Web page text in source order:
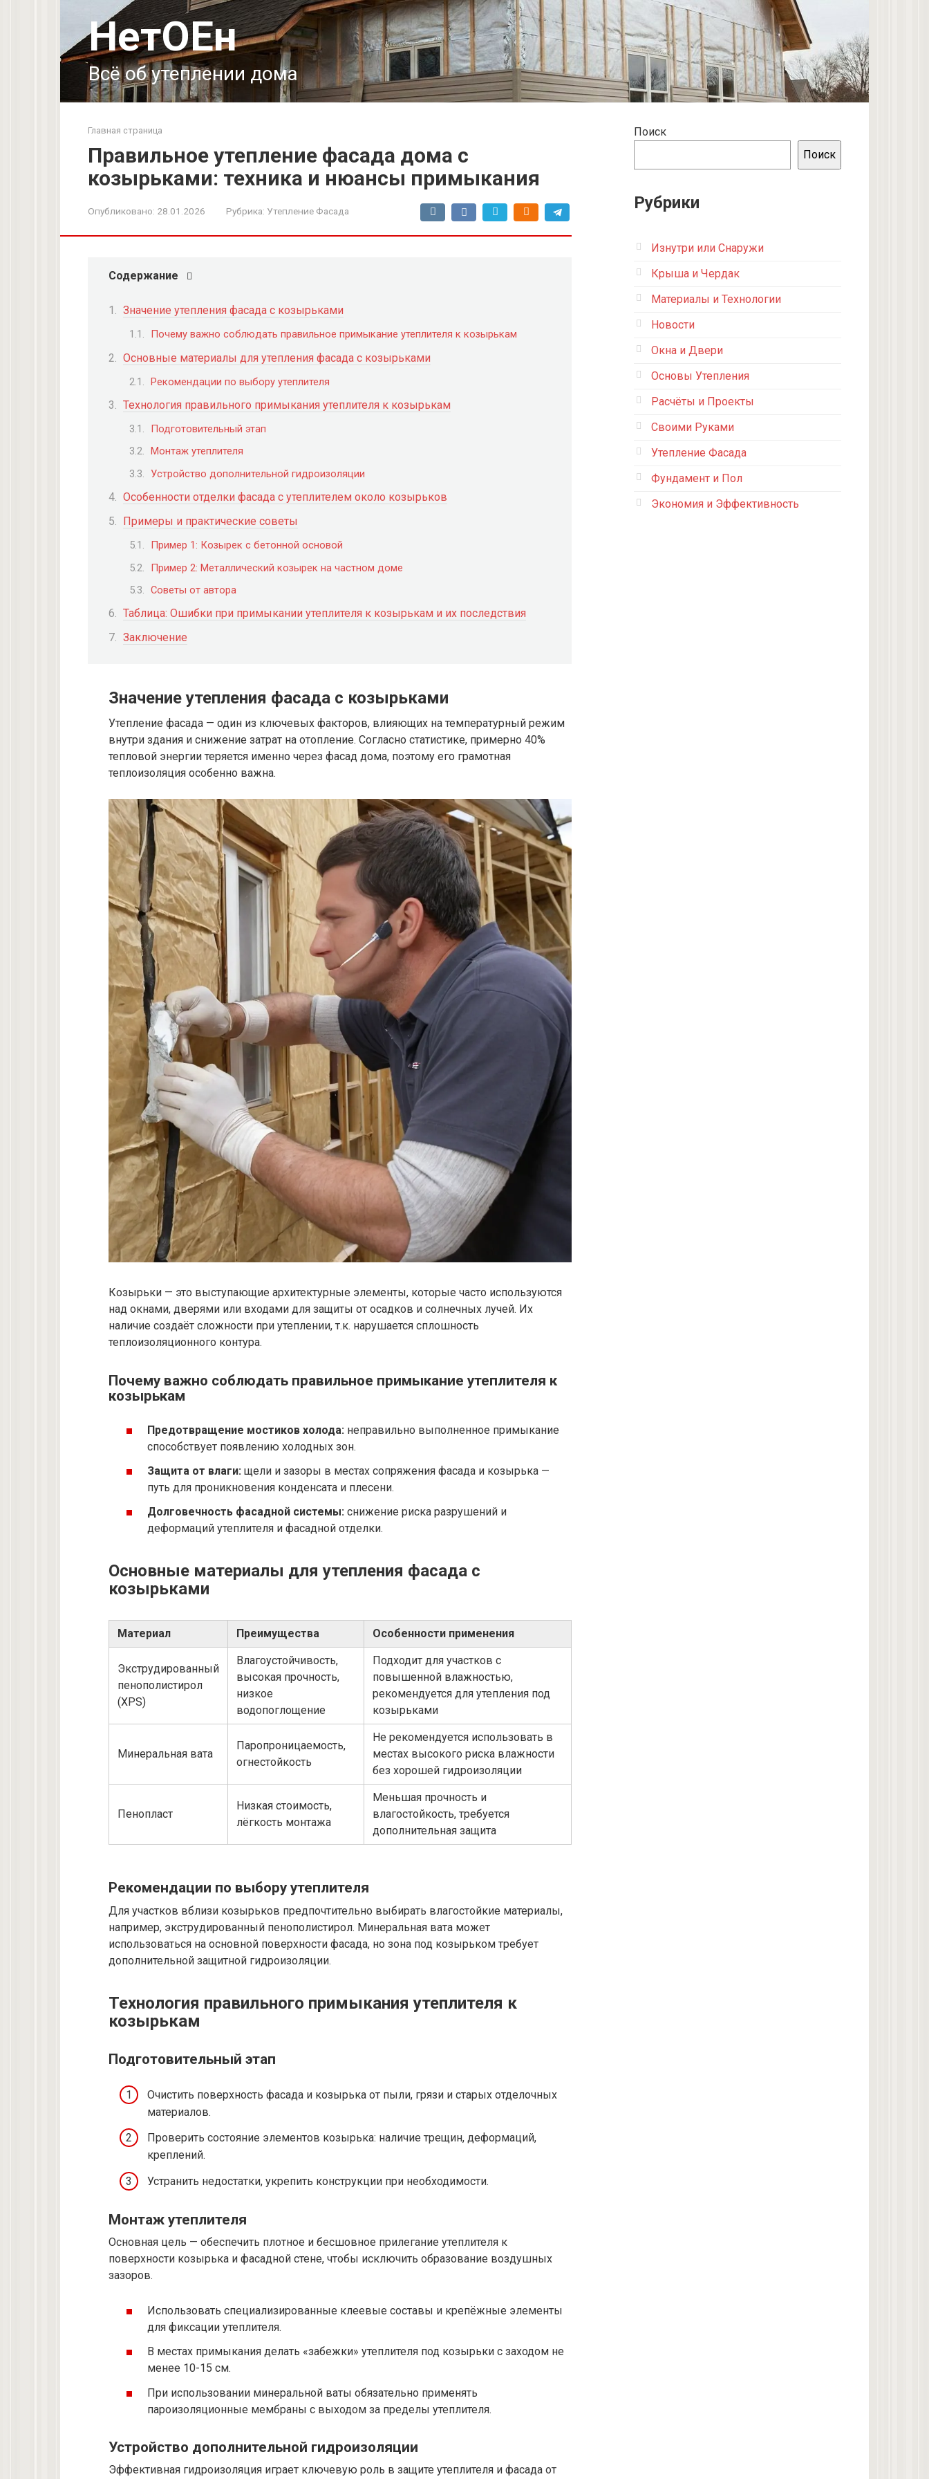
НетОЕн
Всё об утеплении дома
Главная страница
Правильное утепление фасада дома с
козырьками: техника и нюансы примыкания
Опубликовано: 28.01.2026 Рубрика: Утепление Фасада
Содержание
Значение утепления фасада с козырьками
Почему важно соблюдать правильное примыкание утеплителя к козырькам
Основные материалы для утепления фасада с козырьками
Рекомендации по выбору утеплителя
Технология правильного примыкания утеплителя к козырькам
Подготовительный этап
Монтаж утеплителя
Устройство дополнительной гидроизоляции
Особенности отделки фасада с утеплителем около козырьков
Примеры и практические советы
Пример 1: Козырек с бетонной основой
Пример 2: Металлический козырек на частном доме
Советы от автора
Таблица: Ошибки при примыкании утеплителя к козырькам и их последствия
Заключение
Значение утепления фасада с козырьками
Утепление фасада — один из ключевых факторов, влияющих на температурный режим
внутри здания и снижение затрат на отопление. Согласно статистике, примерно 40%
тепловой энергии теряется именно через фасад дома, поэтому его грамотная
теплоизоляция особенно важна.
Козырьки — это выступающие архитектурные элементы, которые часто используются
над окнами, дверями или входами для защиты от осадков и солнечных лучей. Их
наличие создаёт сложности при утеплении, т.к. нарушается сплошность
теплоизоляционного контура.
Почему важно соблюдать правильное примыкание утеплителя к
козырькам
Предотвращение мостиков холода: неправильно выполненное примыкание
способствует появлению холодных зон.
Защита от влаги: щели и зазоры в местах сопряжения фасада и козырька —
путь для проникновения конденсата и плесени.
Долговечность фасадной системы: снижение риска разрушений и
деформаций утеплителя и фасадной отделки.
Основные материалы для утепления фасада с
козырьками
Материал Преимущества Особенности применения
Экструдированный
пенополистирол
(XPS)
Влагоустойчивость,
высокая прочность,
низкое
водопоглощение
Подходит для участков с
повышенной влажностью,
рекомендуется для утепления под
козырьками
Минеральная вата
Паропроницаемость,
огнестойкость
Не рекомендуется использовать в
местах высокого риска влажности
без хорошей гидроизоляции
Пенопласт
Низкая стоимость,
лёгкость монтажа
Меньшая прочность и
влагостойкость, требуется
дополнительная защита
Рекомендации по выбору утеплителя
Для участков вблизи козырьков предпочтительно выбирать влагостойкие материалы,
например, экструдированный пенополистирол. Минеральная вата может
использоваться на основной поверхности фасада, но зона под козырьком требует
дополнительной защитной гидроизоляции.
Технология правильного примыкания утеплителя к
козырькам
Подготовительный этап
Очистить поверхность фасада и козырька от пыли, грязи и старых отделочных
материалов.
Проверить состояние элементов козырька: наличие трещин, деформаций,
креплений.
Устранить недостатки, укрепить конструкции при необходимости.
Монтаж утеплителя
Основная цель — обеспечить плотное и бесшовное прилегание утеплителя к
поверхности козырька и фасадной стене, чтобы исключить образование воздушных
зазоров.
Использовать специализированные клеевые составы и крепёжные элементы
для фиксации утеплителя.
В местах примыкания делать «забежки» утеплителя под козырьки с заходом не
менее 10-15 см.
При использовании минеральной ваты обязательно применять
пароизоляционные мембраны с выходом за пределы утеплителя.
Устройство дополнительной гидроизоляции
Эффективная гидроизоляция играет ключевую роль в защите утеплителя и фасада от
Поиск
Поиск
Рубрики
Изнутри или Снаружи
Крыша и Чердак
Материалы и Технологии
Новости
Окна и Двери
Основы Утепления
Расчёты и Проекты
Своими Руками
Утепление Фасада
Фундамент и Пол
Экономия и Эффективность